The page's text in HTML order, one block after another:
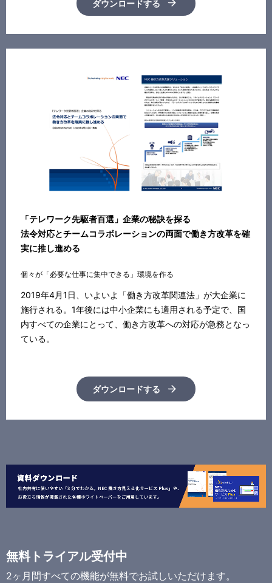
ダウンロードする
「テレワーク先駆者百選」企業の秘訣を探る
法令対応とチームコラボレーションの両面で働き方改革を確
実に推し進める
個々が「必要な仕事に集中できる」環境を作る
2019年4月1日、いよいよ「働き方改革関連法」が大企業に
施行される。1年後には中小企業にも適用される予定で、国
内すべての企業にとって、働き方改革への対応が急務となっ
ている。
ダウンロードする
無料トライアル受付中
2ヶ月間すべての機能が無料でお試しいただけます。